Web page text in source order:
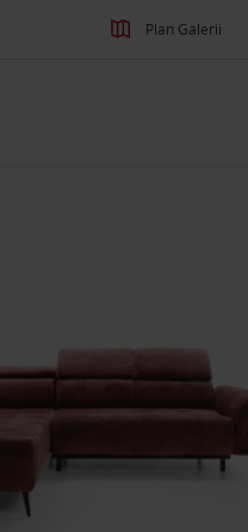
Plan Galerii